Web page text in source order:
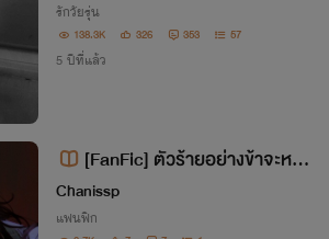
รักวัยรุ่น
138.3K 326 353 57
5 ปีที่แล้ว
[FanFic] ตัวร้ายอย่างข้าจะหนีเอ
าตัวรอดยังไงดี - โลกคู่ขนานของลั่ว
ปิงเกอ
Chanissp
แฟนฟิก